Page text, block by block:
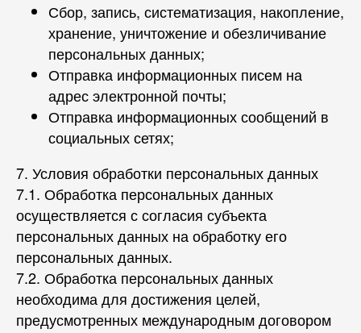
Сбор, запись, систематизация, накопление,
хранение, уничтожение и обезличивание
персональных данных;
Отправка информационных писем на
адрес электронной почты;
Отправка информационных сообщений в
социальных сетях;
7. Условия обработки персональных данных
7.1. Обработка персональных данных
осуществляется с согласия субъекта
персональных данных на обработку его
персональных данных.
7.2. Обработка персональных данных
необходима для достижения целей,
предусмотренных международным договором